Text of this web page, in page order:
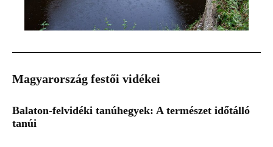
Magyarország festői vidékei
Balaton-felvidéki tanúhegyek: A természet időtálló
tanúi